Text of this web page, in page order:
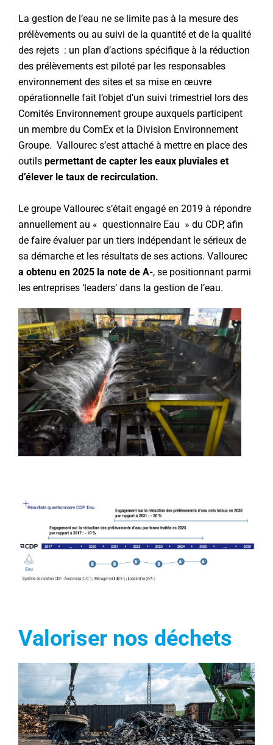
La gestion de l’eau ne se limite pas à la mesure des
prélèvements ou au suivi de la quantité et de la qualité
des rejets : un plan d’actions spécifique à la réduction
des prélèvements est piloté par les responsables
environnement des sites et sa mise en œuvre
opérationnelle fait l’objet d’un suivi trimestriel lors des
Comités Environnement groupe auxquels participent
un membre du ComEx et la Division Environnement
Groupe. Vallourec s’est attaché à mettre en place des
outils permettant de capter les eaux pluviales et
d’élever le taux de recirculation.
Le groupe Vallourec s’était engagé en 2019 à répondre
annuellement au « questionnaire Eau » du CDP, afin
de faire évaluer par un tiers indépendant le sérieux de
sa démarche et les résultats de ses actions. Vallourec
a obtenu en 2025 la note de A-, se positionnant parmi
les entreprises ‘leaders’ dans la gestion de l’eau.
Valoriser nos déchets